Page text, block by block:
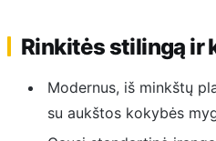
Rinkitės stilingą ir
Modernus, iš minkštų
su aukštos kokybės